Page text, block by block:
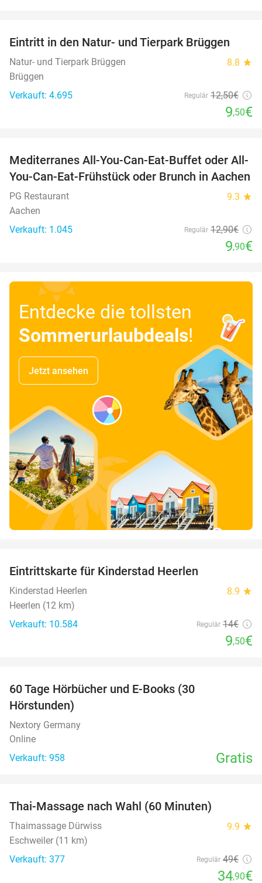
24%
Eintritt in den Natur- und Tierpark Brüggen
Natur- und Tierpark Brüggen 8.8 star
Brüggen
Verkauft: 4.695
Regulär 12,50€
9,50€
23%
Mediterranes All-You-Can-Eat-Buffet oder All-
You-Can-Eat-Frühstück oder Brunch in Aachen
PG Restaurant 9.3 star
Aachen
Verkauft: 1.045
Regulär 12,90€
9,90€
Entdecke die tollsten
Sommerurlaubdeals!
Jetzt ansehen
Eintrittskarte für Kinderstad Heerlen
Kinderstad Heerlen 8.9 star
Heerlen (12 km)
Verkauft: 10.584
Regulär 14€
9,50€
60 Tage Hörbücher und E-Books (30
Hörstunden)
Nextory Germany
Online
Verkauft: 958
Gratis
Thai-Massage nach Wahl (60 Minuten)
Thaimassage Dürwiss 9.9 star
Eschweiler (11 km)
Verkauft: 377
Regulär 49€
34,90€